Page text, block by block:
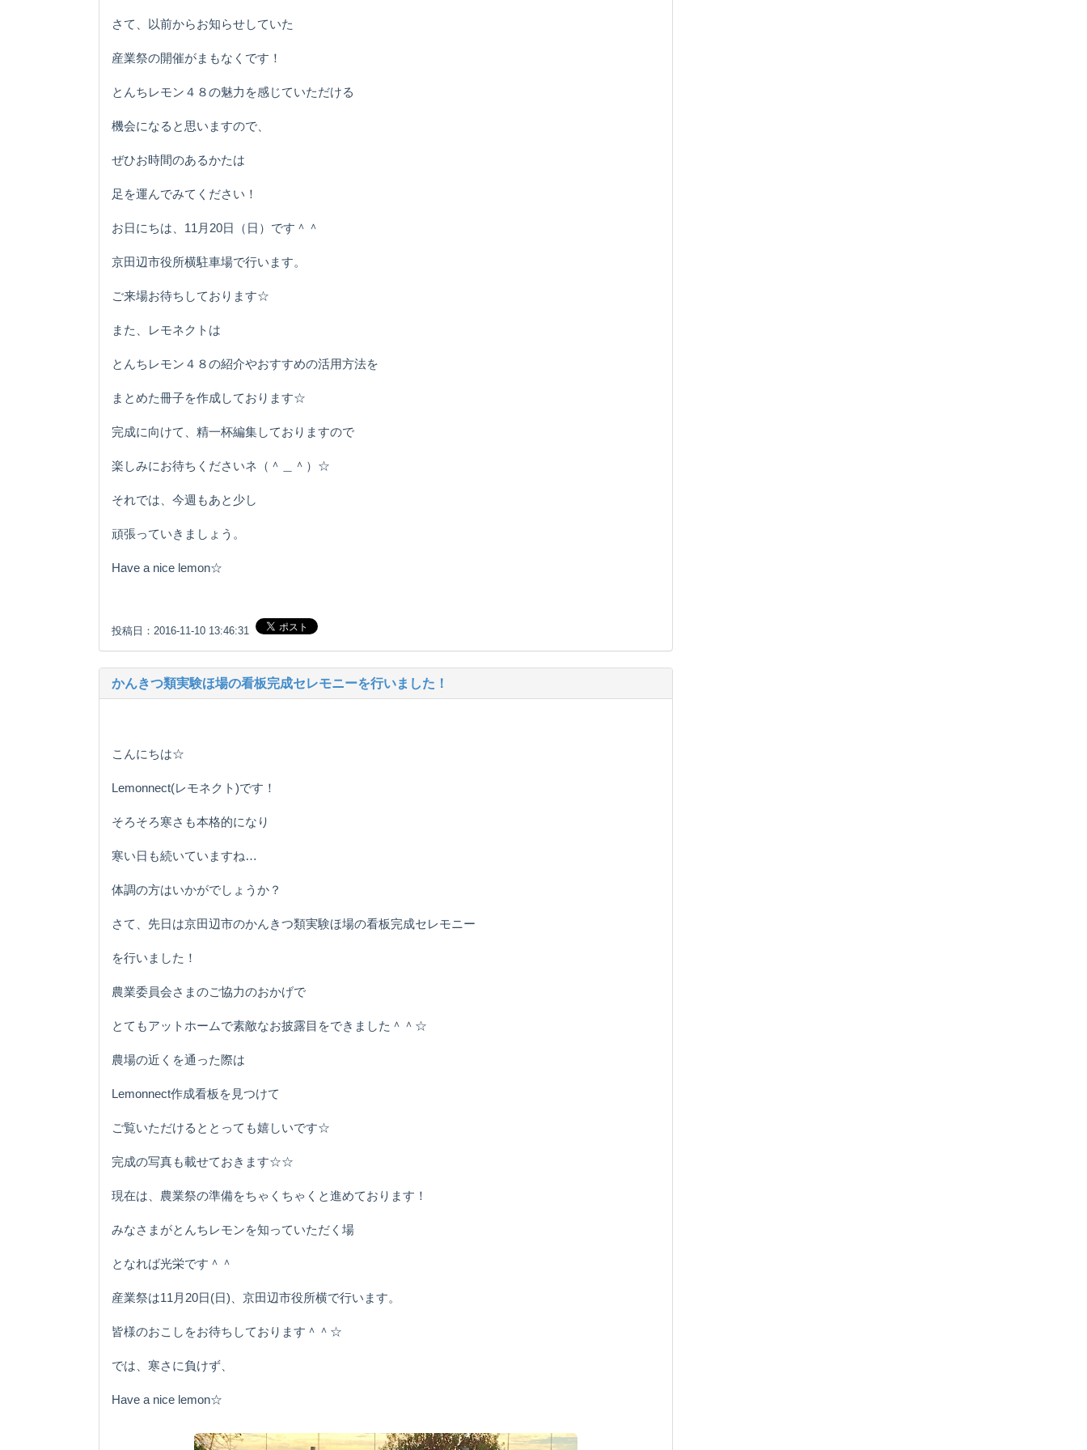
さて、以前からお知らせしていた
産業祭の開催がまもなくです！
とんちレモン４８の魅力を感じていただける
機会になると思いますので、
ぜひお時間のあるかたは
足を運んでみてください！
お日にちは、11月20日（日）です＾＾
京田辺市役所横駐車場で行います。
ご来場お待ちしております☆
また、レモネクトは
とんちレモン４８の紹介やおすすめの活用方法を
まとめた冊子を作成しております☆
完成に向けて、精一杯編集しておりますので
楽しみにお待ちくださいネ（＾＿＾）☆
それでは、今週もあと少し
頑張っていきましょう。
Have a nice lemon☆
投稿日：2016-11-10 13:46:31
かんきつ類実験ほ場の看板完成セレモニーを行いました！
こんにちは☆
Lemonnect(レモネクト)です！
そろそろ寒さも本格的になり
寒い日も続いていますね…
体調の方はいかがでしょうか？
さて、先日は京田辺市のかんきつ類実験ほ場の看板完成セレモニー
を行いました！
農業委員会さまのご協力のおかげで
とてもアットホームで素敵なお披露目をできました＾＾☆
農場の近くを通った際は
Lemonnect作成看板を見つけて
ご覧いただけるととっても嬉しいです☆
完成の写真も載せておきます☆☆
現在は、農業祭の準備をちゃくちゃくと進めております！
みなさまがとんちレモンを知っていただく場
となれば光栄です＾＾
産業祭は11月20日(日)、京田辺市役所横で行います。
皆様のおこしをお待ちしております＾＾☆
では、寒さに負けず、
Have a nice lemon☆